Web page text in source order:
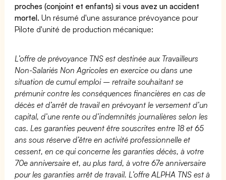
proches (conjoint et enfants) si vous avez un accident
mortel. Un résumé d'une assurance prévoyance pour
Pilote d'unité de production mécanique:
L’offre de prévoyance TNS est destinée aux Travailleurs
Non-Salariés Non Agricoles en exercice ou dans une
situation de cumul emploi – retraite souhaitant se
prémunir contre les conséquences financières en cas de
décès et d’arrêt de travail en prévoyant le versement d’un
capital, d’une rente ou d’indemnités journalières selon les
cas. Les garanties peuvent être souscrites entre 18 et 65
ans sous réserve d’être en activité professionnelle et
cessent, en ce qui concerne les garanties décès, à votre
70e anniversaire et, au plus tard, à votre 67e anniversaire
pour les garanties arrêt de travail. L’offre ALPHA TNS est à